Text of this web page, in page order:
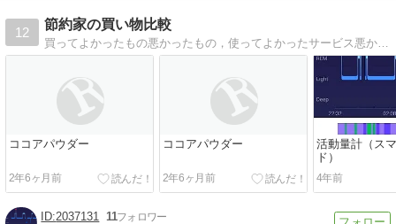
12
節約家の買い物比較
買ってよかったもの悪かったもの，使ってよかったサービス悪かったサービスを紹介します！
ココアパウダー
2年6ヶ月前
ココアパウダー
2年6ヶ月前
活動量計（ス
ド）
4年前
2037131 11